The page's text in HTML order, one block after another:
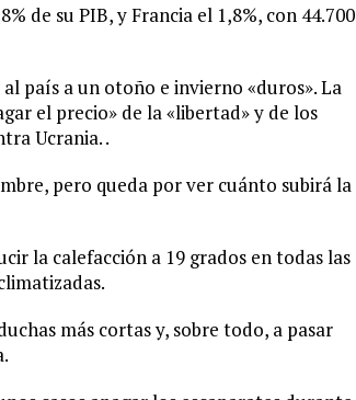
de su PIB, y Francia el 1,8%, con 44.700
país a un otoño e invierno «duros». La
el precio» de la «libertad» y de los
Ucrania. .
pero queda por ver cuánto subirá la
la calefacción a 19 grados en todas las
más cortas y, sobre todo, a pasar